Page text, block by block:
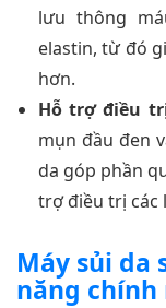
lưu thông
elastin, từ đó
hơn.
Hỗ trợ điều
mụn đầu đen
da góp phần
trợ điều trị các
Máy sủi da
năng chính